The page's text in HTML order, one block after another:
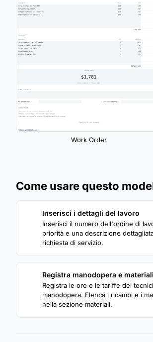
Work Order
Come usare questo
Inserisci i dettagli del lavoro
Inserisci il numero dell'ordine di
priorità e una descrizione
richiesta di servizio.
Registra manodopera e materiali
Registra le ore e le tariffe dei
manodopera. Elenca i ricambi e i
nella sezione materiali.